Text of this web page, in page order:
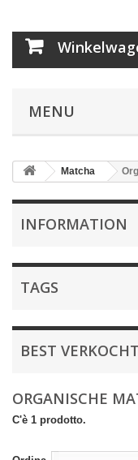
MENU
Matcha
INFORMATION
TAGS
BEST
ORGANISCHE
C'è 1 prodotto.